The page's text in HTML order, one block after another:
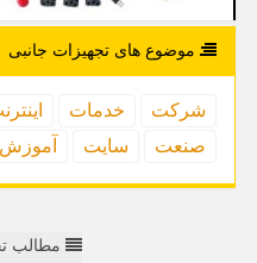
موضوع های تجهیزات جانبی
شركت خدمات
صنعت
سایت آموزش
مطالب